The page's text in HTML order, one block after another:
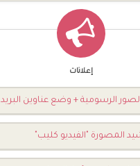
إعلانات
الرسومية + وضع عناوين البريد
المصورة "الفيديو كليب"